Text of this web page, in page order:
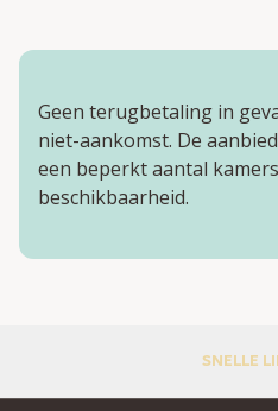
Geen terugbetaling in
niet-aankomst. De
een beperkt aantal
beschikbaarheid.
SNELLE